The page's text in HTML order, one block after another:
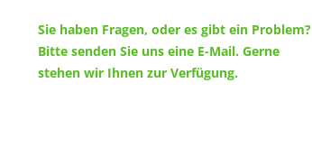
Sie haben Fragen, oder es gibt ein Problem?
Bitte senden Sie uns eine E-Mail. Gerne
stehen wir Ihnen zur Verfügung.